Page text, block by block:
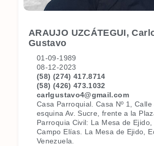
ARAUJO UZCÁTEGUI,
Gustavo
01-09-1989
08-12-2023
(58) (274) 417.8714
(58) (426) 473.1032
carlgustavo4@gmail.com
Casa Parroquial. Casa Nº 1, Calle
esquina Av. Sucre, frente a la
Parroquia Civil: La Mesa de Ejido,
Campo Elías. La Mesa de Ejido,
Venezuela.